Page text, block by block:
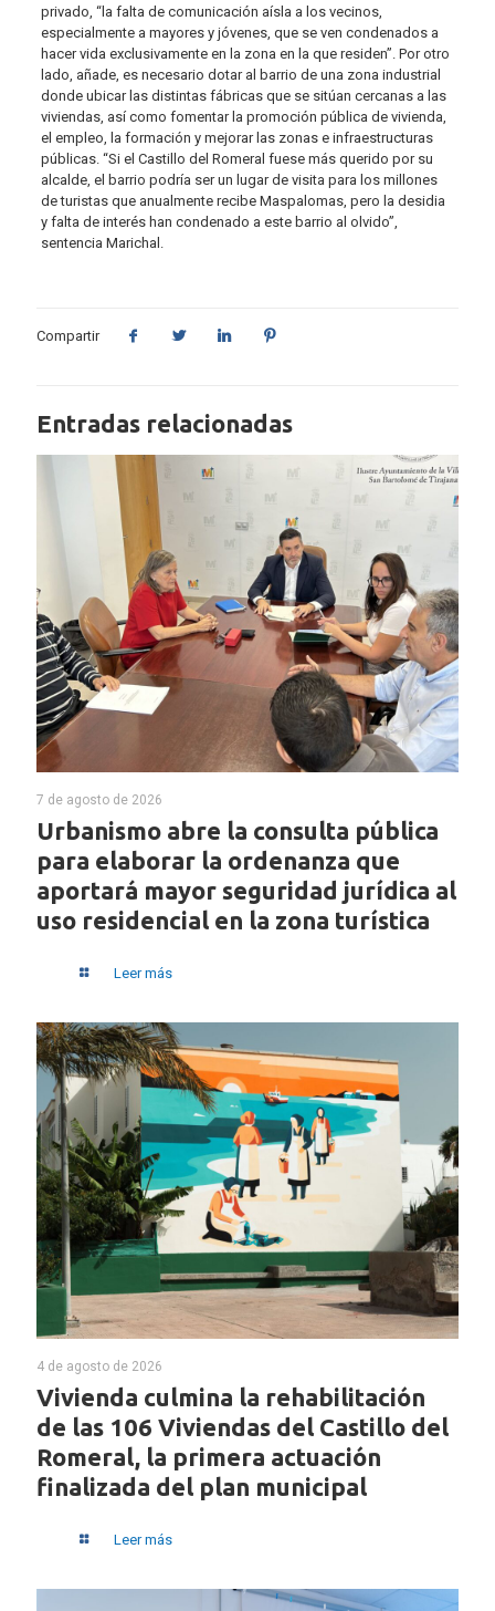
privado, “la falta de comunicación aísla a los vecinos,
especialmente a mayores y jóvenes, que se ven condenados a
hacer vida exclusivamente en la zona en la que residen”. Por otro
lado, añade, es necesario dotar al barrio de una zona industrial
donde ubicar las distintas fábricas que se sitúan cercanas a las
viviendas, así como fomentar la promoción pública de vivienda,
el empleo, la formación y mejorar las zonas e infraestructuras
públicas. “Si el Castillo del Romeral fuese más querido por su
alcalde, el barrio podría ser un lugar de visita para los millones
de turistas que anualmente recibe Maspalomas, pero la desidia
y falta de interés han condenado a este barrio al olvido”,
sentencia Marichal.
Compartir
Entradas relacionadas
7 de agosto de 2026
Urbanismo abre la consulta pública
para elaborar la ordenanza que
aportará mayor seguridad jurídica al
uso residencial en la zona turística
Leer más
4 de agosto de 2026
Vivienda culmina la rehabilitación
de las 106 Viviendas del Castillo del
Romeral, la primera actuación
finalizada del plan municipal
Leer más